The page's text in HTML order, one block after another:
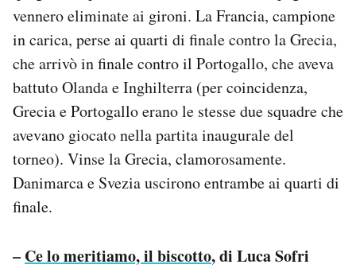
vennero eliminate ai gironi. La Francia, campione
in carica, perse ai quarti di finale contro la Grecia,
che arrivò in finale contro il Portogallo, che aveva
battuto Olanda e Inghilterra (per coincidenza,
Grecia e Portogallo erano le stesse due squadre che
avevano giocato nella partita inaugurale del
torneo). Vinse la Grecia, clamorosamente.
Danimarca e Svezia uscirono entrambe ai quarti di
finale.
– Ce lo meritiamo, il biscotto, di Luca Sofri